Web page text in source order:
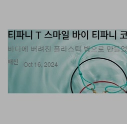
패션
티파니 T 스마일 바이 티파니
바다에 버려진 플라스틱 병으로 만들
Oct 16, 2024